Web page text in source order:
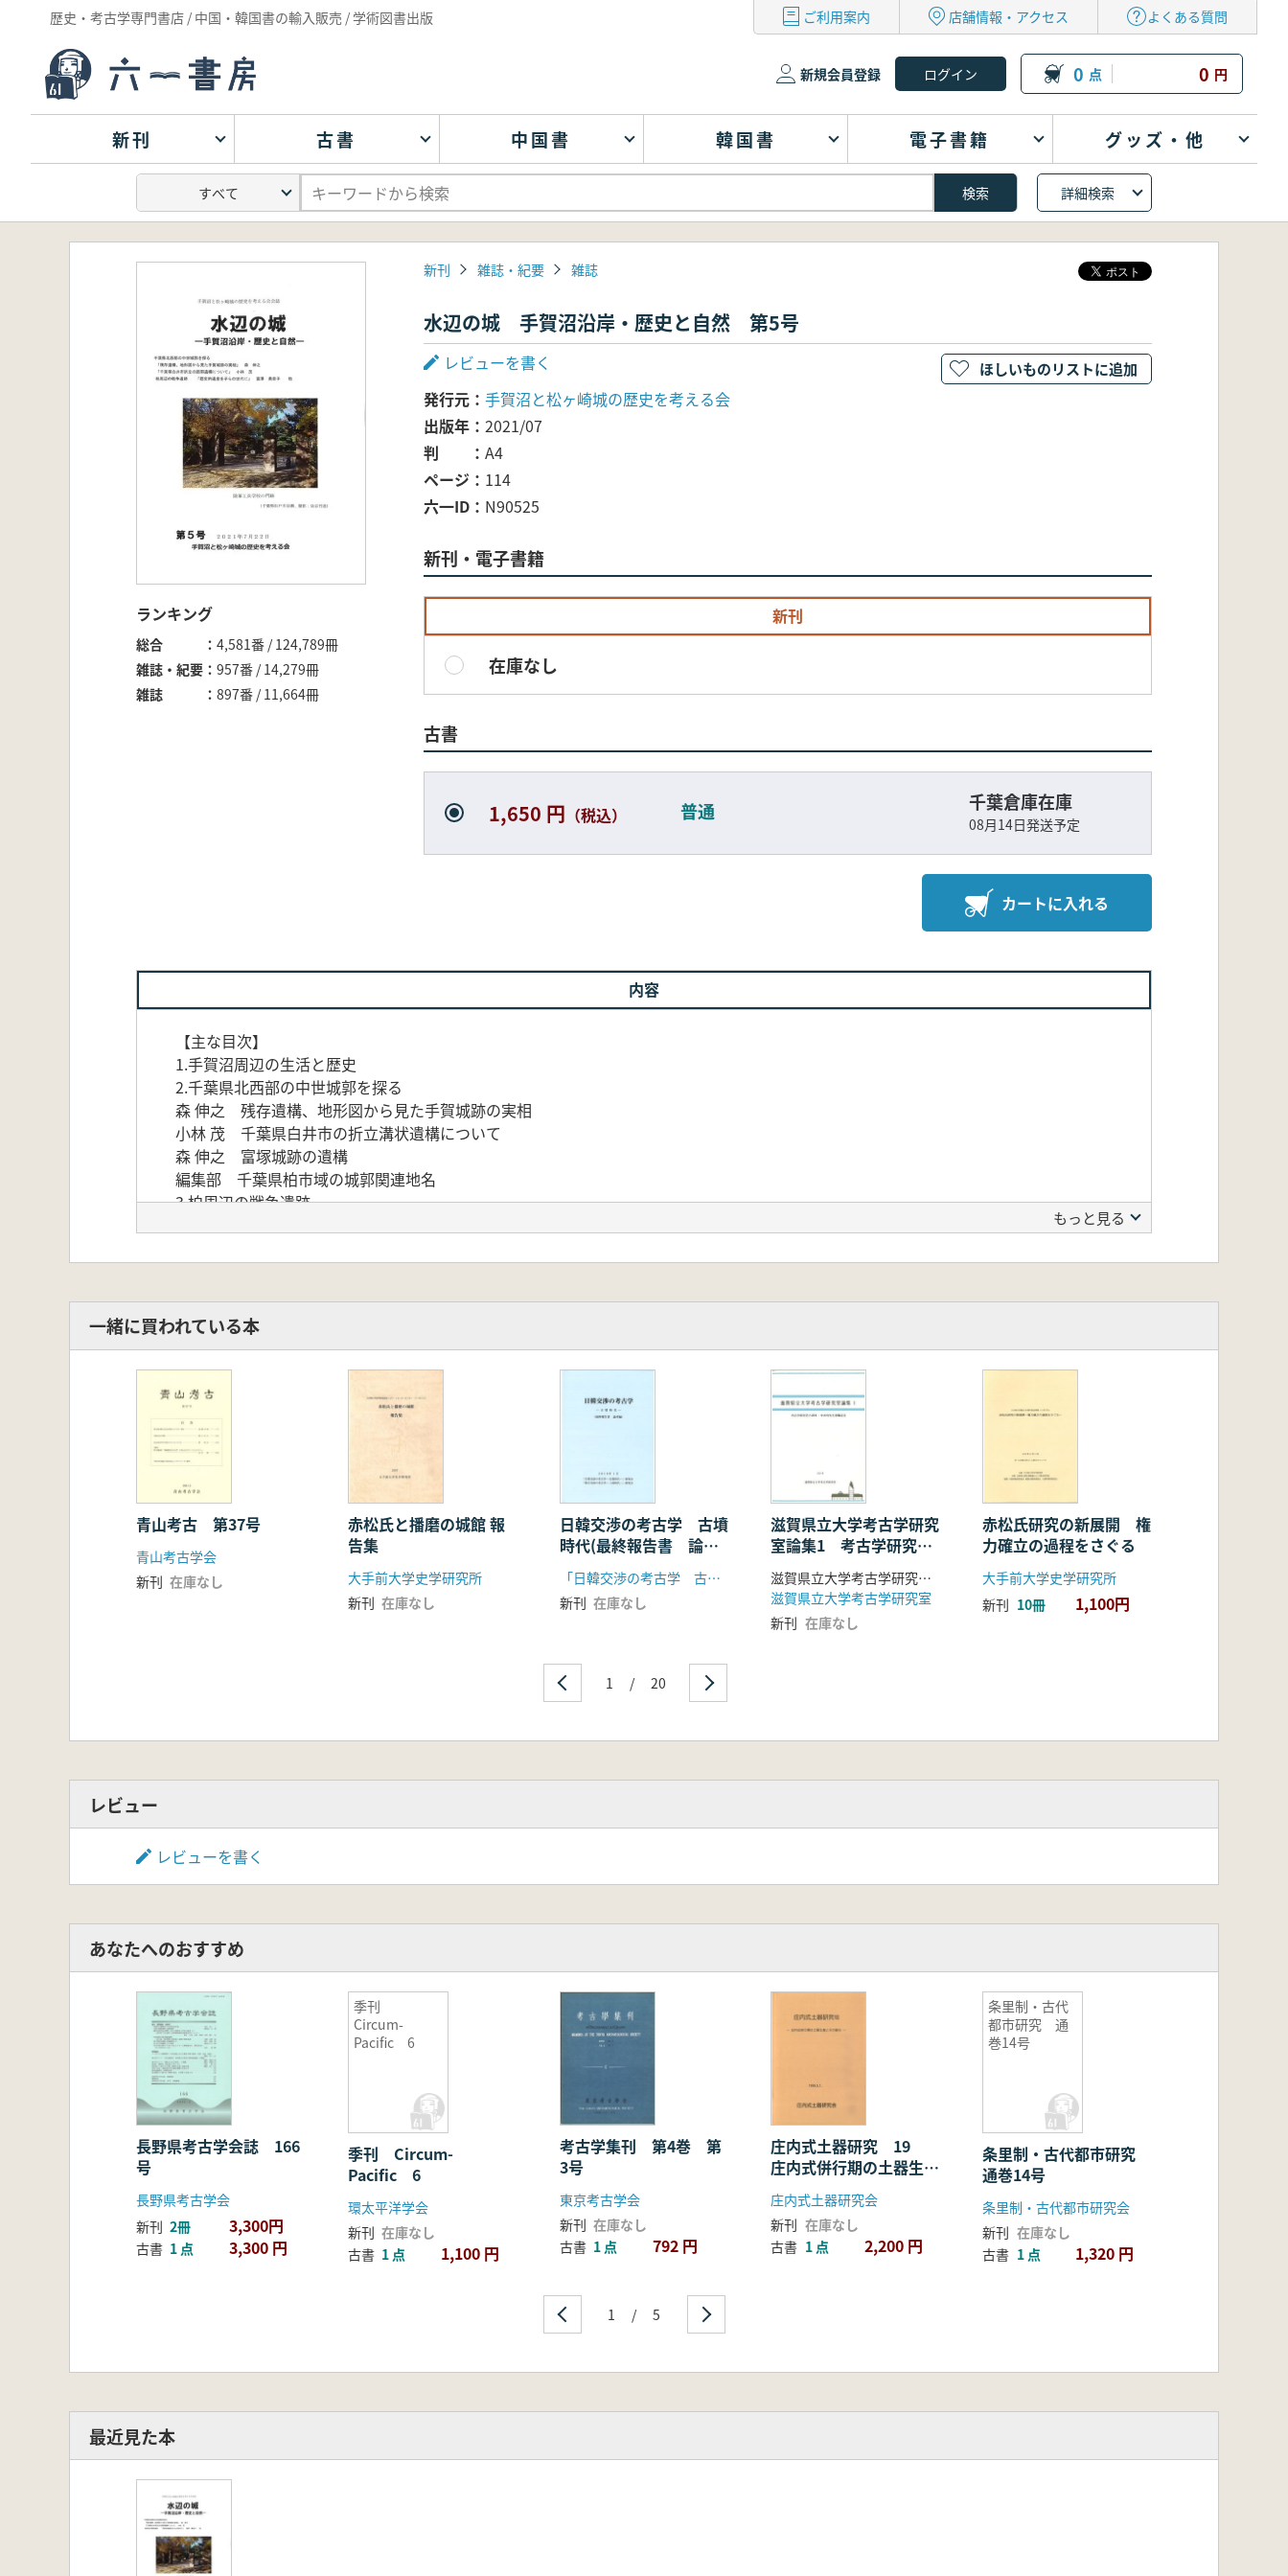
歴史・考古学専門書店 / 中国・韓国書の輸入販売 / 学術図書出版 ご利用案内 店舗情報・アクセス よくある質問
新規会員登録 0 点 0 円
新刊 古書 中国書 韓国書 電子書籍 グッズ・他
詳細検索
ランキング
総合
4,581番 / 124,789冊
雑誌・紀要
957番 / 14,279冊
雑誌
897番 / 11,664冊
新刊 雑誌・紀要 雑誌
水辺の城 手賀沼沿岸・歴史と自然 第5号
レビューを書く
発行元
手賀沼と松ヶ崎城の歴史を考える会
出版年
2021/07
判
A4
ページ
114
六一ID
N90525
新刊・電子書籍
新刊
在庫なし
古書
1,650 円 （税込） 普通 千葉倉庫在庫
08月14日発送予定
カートに入れる
ほしいものリストに追加
内容
【主な目次】
1.手賀沼周辺の生活と歴史
2.千葉県北西部の中世城郭を探る
森 伸之 残存遺構、地形図から見た手賀城跡の実相
小林 茂 千葉県白井市の折立溝状遺構について
森 伸之 富塚城跡の遺構
編集部 千葉県柏市域の城郭関連地名
3.柏周辺の戦争遺跡
森 伸之 陸軍工兵学校の大正期の航空写真
もっと見る
一緒に買われている本
青山考古 第37号
青山考古学会
新刊 在庫なし
赤松氏と播磨の城館 報
告集
大手前大学史学研究所
新刊 在庫なし
日韓交渉の考古学 古墳
時代(最終報告書 論考
編)
「日韓交渉の考古学 古墳時代」研究会 「韓日交渉の考古学 三国時代」研究会
新刊 在庫なし
滋賀県立大学考古学研究
室論集1 考古学研究室
25周年・中井均先生退
職記念
滋賀県立大学考古学研究室 編
滋賀県立大学考古学研究室
新刊 在庫なし
赤松氏研究の新展開 権
力確立の過程をさぐる
大手前大学史学研究所
新刊 10冊 1,100円
1 / 20
レビュー
レビューを書く
あなたへのおすすめ
長野県考古学会誌 166
号
長野県考古学会
新刊 2冊 3,300円
古書 1 点 3,300 円
季刊
Circum-
Pacific 6
季刊 Circum-
Pacific 6
環太平洋学会
新刊 在庫なし
古書 1 点 1,100 円
考古学集刊 第4巻 第
3号
東京考古学会
新刊 在庫なし
古書 1 点 792 円
庄内式土器研究 19
庄内式併行期の土器生産
とその動き
庄内式土器研究会
新刊 在庫なし
古書 1 点 2,200 円
条里制・古代
都市研究 通
巻14号
条里制・古代都市研究
通巻14号
条里制・古代都市研究会
新刊 在庫なし
古書 1 点 1,320 円
1 / 5
最近見た本